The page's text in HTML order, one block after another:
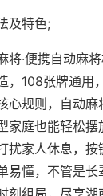
及特色;
将·便携自动麻
，108张牌通用
心规则，自动
家庭也能轻松
扰家人休息，
易懂，不管是